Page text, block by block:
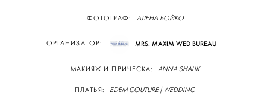
ФОТОГРАФ: АЛЕНА БОЙКО
ОРГАНИЗАТОР: MRS. MAXIM WED BUREAU
МАКИЯЖ И ПРИЧЕСКА: ANNA SHALIK
ПЛАТЬЯ: EDEM COUTURE | WEDDING